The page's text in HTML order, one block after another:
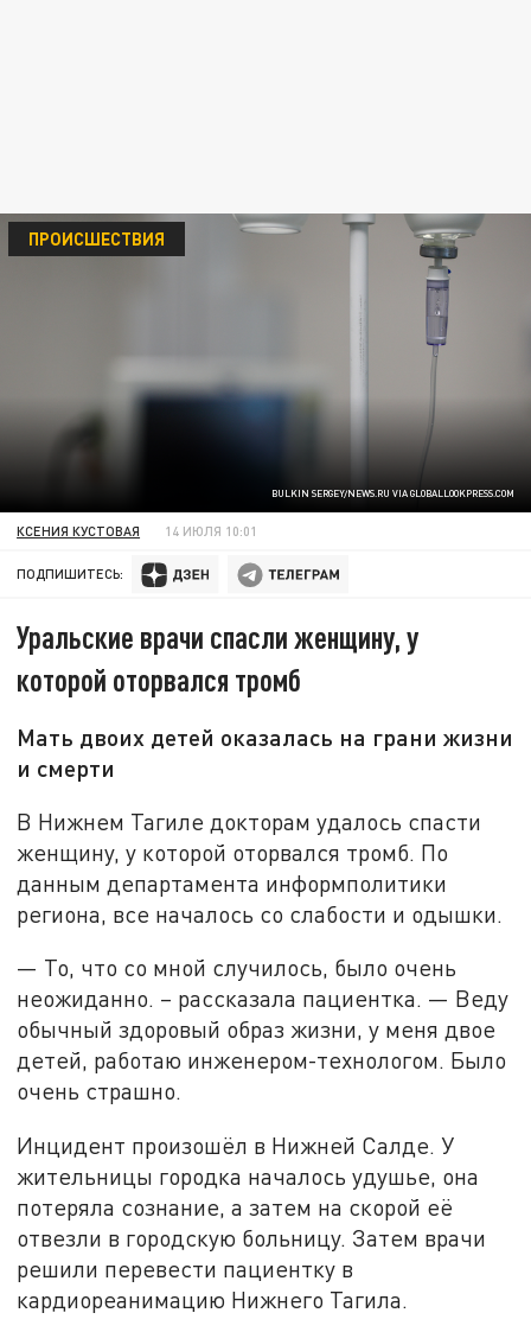
BULKIN SERGEY/NEWS.RU VIA GLOBALLOOKPRESS.COM
ПРОИСШЕСТВИЯ
КСЕНИЯ КУСТОВАЯ 14 ИЮЛЯ 10:01
ПОДПИШИТЕСЬ:
Уральские врачи спасли женщину, у
которой оторвался тромб
Мать двоих детей оказалась на грани жизни
и смерти
В Нижнем Тагиле докторам удалось спасти
женщину, у которой оторвался тромб. По
данным департамента информполитики
региона, все началось со слабости и одышки.
— То, что со мной случилось, было очень
неожиданно. – рассказала пациентка. — Веду
обычный здоровый образ жизни, у меня двое
детей, работаю инженером-технологом. Было
очень страшно.
Инцидент произошёл в Нижней Салде. У
жительницы городка началось удушье, она
потеряла сознание, а затем на скорой её
отвезли в городскую больницу. Затем врачи
решили перевести пациентку в
кардиореанимацию Нижнего Тагила.